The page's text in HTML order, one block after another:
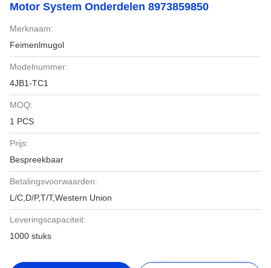
Motor System Onderdelen 8973859850
Merknaam:
Feimenlmugol
Modelnummer:
4JB1-TC1
MOQ:
1 PCS
Prijs:
Bespreekbaar
Betalingsvoorwaarden:
L/C,D/P,T/T,Western Union
Leveringscapaciteit:
1000 stuks